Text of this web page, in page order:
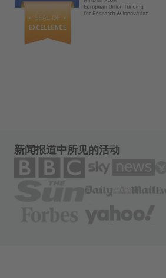
新闻报道中所见的活动